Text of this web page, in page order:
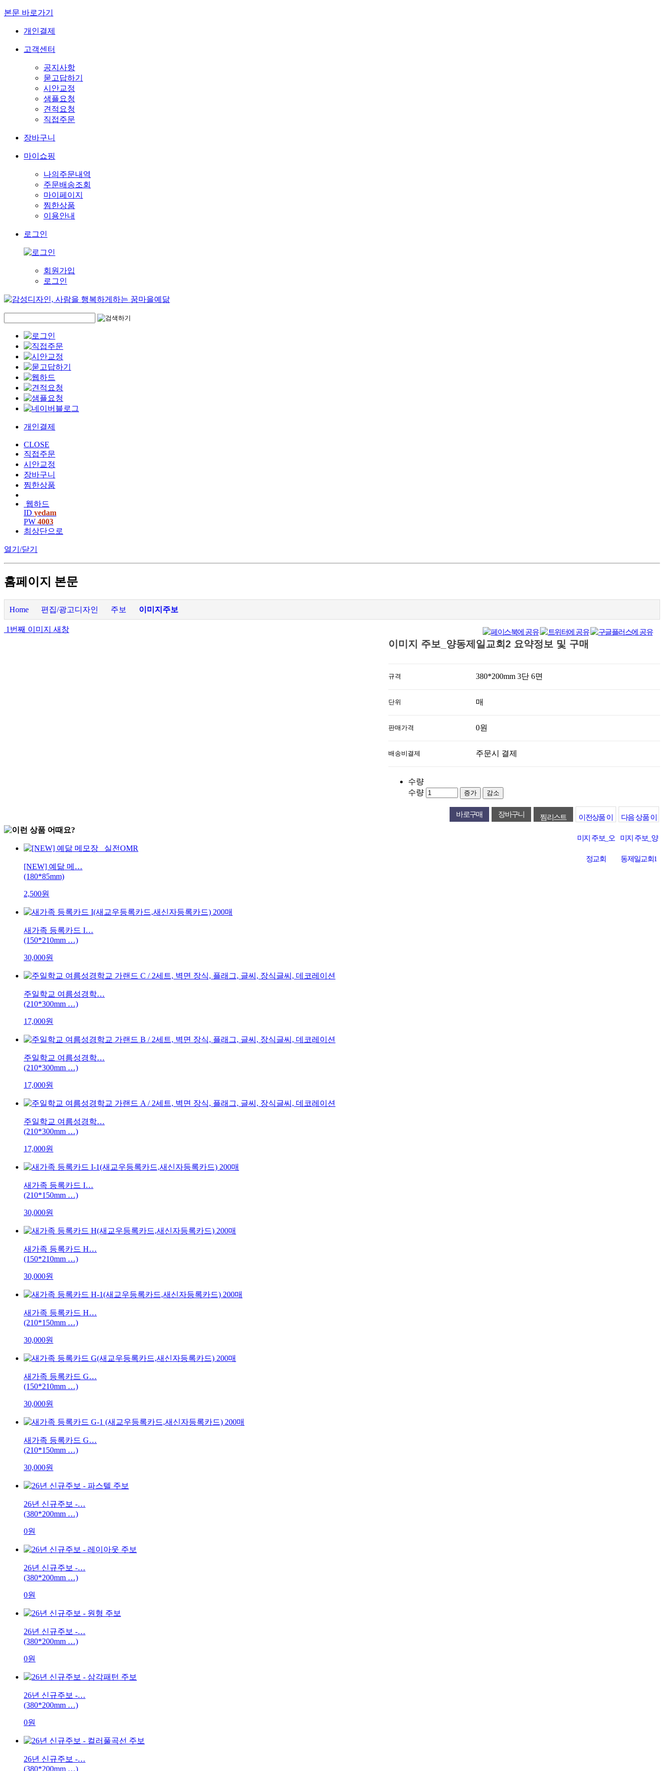
본문 바로가기
개인결제
고객센터
공지사항
묻고답하기
시안교정
샘플요청
견적요청
직접주문
장바구니
마이쇼핑
나의주문내역
주문배송조회
마이페이지
찜한상품
이용안내
로그인
회원가입
로그인
개인결제
CLOSE
직접주문
시안교정
장바구니
찜한상품
웹하드
ID yedam
PW 4003
최상단으로
열기/닫기
홈페이지 본문
Home 편집/광고디자인 주보 이미지주보
1번째 이미지 새창
이미지 주보_양동제일교회2 요약정보 및 구매
규격 380*200mm 3단 6면
단위 매
판매가격 0원
배송비결제 주문시 결제
수량
수량
증가 감소
찜리스트 이전상품이
미지 주보_오
정교회
다음 상품이
미지 주보_양
동제일교회1
[NEW] 예닮 메…
(180*85mm)
2,500원
새가족 등록카드 I…
(150*210mm …)
30,000원
주일학교 여름성경학…
(210*300mm …)
17,000원
주일학교 여름성경학…
(210*300mm …)
17,000원
주일학교 여름성경학…
(210*300mm …)
17,000원
새가족 등록카드 I…
(210*150mm …)
30,000원
새가족 등록카드 H…
(150*210mm …)
30,000원
새가족 등록카드 H…
(210*150mm …)
30,000원
새가족 등록카드 G…
(150*210mm …)
30,000원
새가족 등록카드 G…
(210*150mm …)
30,000원
26년 신규주보 -…
(380*200mm …)
0원
26년 신규주보 -…
(380*200mm …)
0원
26년 신규주보 -…
(380*200mm …)
0원
26년 신규주보 -…
(380*200mm …)
0원
26년 신규주보 -…
(380*200mm …)